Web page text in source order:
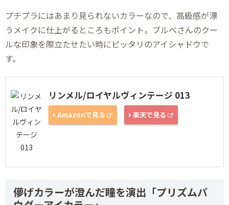
プチプラにはあまり見られないカラーなので、高級感が漂
うメイクに仕上がるところもポイント。ブルベさんのクー
ルな印象を際立たせたい時にピッタリのアイシャドウで
す。
リンメル/ロイヤルヴィンテージ 013
Amazonで見る 楽天で見る
儚げカラーが澄んだ瞳を演出「プリズムパ